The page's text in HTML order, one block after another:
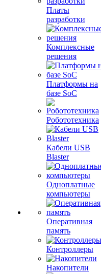
Платы
разработки
Комплексные
решения
Платформы на
базе SoC
Робототехника
Кабели USB
Blaster
Одноплатные
компьютеры
Оперативная
память
Контроллеры
Накопители